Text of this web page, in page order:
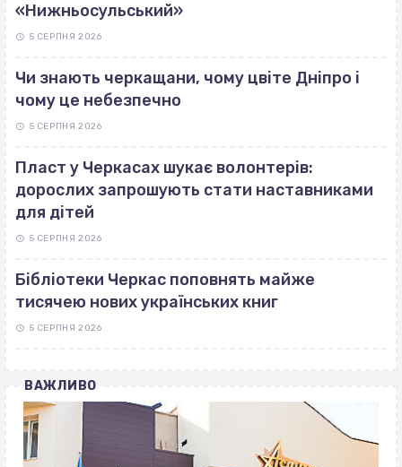
«Нижньосульський»
5 СЕРПНЯ 2026
Чи знають черкащани, чому цвіте Дніпро і
чому це небезпечно
5 СЕРПНЯ 2026
Пласт у Черкасах шукає волонтерів:
дорослих запрошують стати наставниками
для дітей
5 СЕРПНЯ 2026
Бібліотеки Черкас поповнять майже
тисячею нових українських книг
5 СЕРПНЯ 2026
ВАЖЛИВО